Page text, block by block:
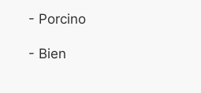
- Porcino
- Bien